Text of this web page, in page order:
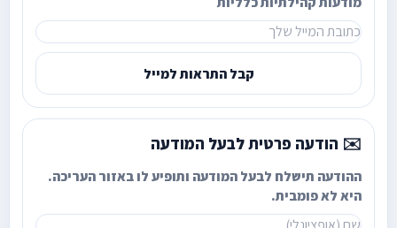
קבל התראות למייל
✉️ הודעה פרטית לבעל המודעה
ההודעה תישלח לבעל המודעה ותופיע לו באזור העריכה.
היא לא פומבית.